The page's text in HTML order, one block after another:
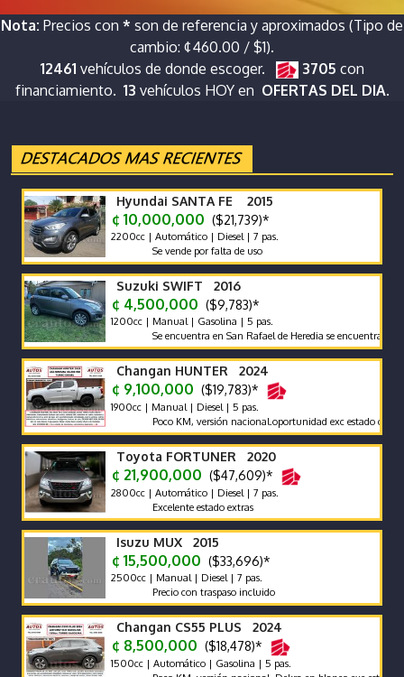
Nota: Precios con * son de referencia y aproximados (Tipo de
cambio: ¢460.00 / $1).
12461 vehículos de donde escoger. 3705 con
financiamiento. 13 vehículos HOY en OFERTAS DEL DIA.
Hyundai SANTA FE 2015
¢ 10,000,000 ($21,739)*
2200cc | Automático | Diesel | 7 pas.
Se vende por falta de uso
Suzuki SWIFT 2016
¢ 4,500,000 ($9,783)*
1200cc | Manual | Gasolina | 5 pas.
Se encuentra en San Rafael de Heredia se encuentra en
Changan HUNTER 2024
¢ 9,100,000 ($19,783)*
1900cc | Manual | Diesel | 5 pas.
Poco KM, versión nacional.oportunidad exc estado
Toyota FORTUNER 2020
¢ 21,900,000 ($47,609)*
2800cc | Automático | Diesel | 7 pas.
Excelente estado extras
Isuzu MUX 2015
¢ 15,500,000 ($33,696)*
2500cc | Manual | Diesel | 7 pas.
Precio con traspaso incluido
Changan CS55 PLUS 2024
¢ 8,500,000 ($18,478)*
1500cc | Automático | Gasolina | 5 pas.